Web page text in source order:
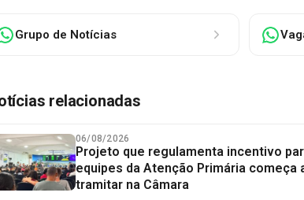
Grupo de Notícias
relacionadas
06/08/2026
Projeto que regulamenta incentivo
equipes da Atenção Primária começa
tramitar na Câmara